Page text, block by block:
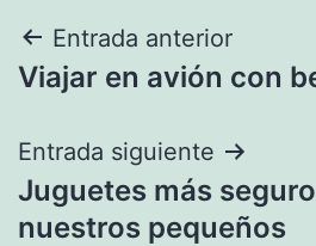
Navegación
de
entradas
Entrada anterior
Viajar en avión con
Entrada siguiente
Juguetes más
nuestros pequeños